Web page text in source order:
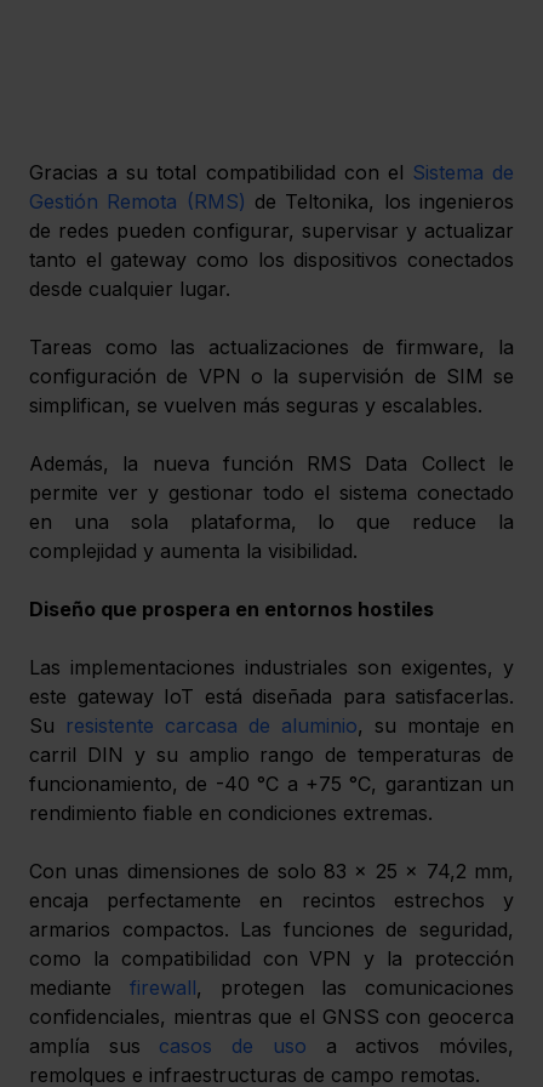
Gracias a su total compatibilidad con el Sistema de
Gestión Remota (RMS) de Teltonika, los ingenieros
de redes pueden configurar, supervisar y actualizar
tanto el gateway como los dispositivos conectados
desde cualquier lugar.
Tareas como las actualizaciones de firmware, la
configuración de VPN o la supervisión de SIM se
simplifican, se vuelven más seguras y escalables.
Además, la nueva función RMS Data Collect le
permite ver y gestionar todo el sistema conectado
en una sola plataforma, lo que reduce la
complejidad y aumenta la visibilidad.
Diseño que prospera en entornos hostiles
Las implementaciones industriales son exigentes, y
este gateway IoT está diseñada para satisfacerlas.
Su resistente carcasa de aluminio, su montaje en
carril DIN y su amplio rango de temperaturas de
funcionamiento, de -40 °C a +75 °C, garantizan un
rendimiento fiable en condiciones extremas.
Con unas dimensiones de solo 83 x 25 x 74,2 mm,
encaja perfectamente en recintos estrechos y
armarios compactos. Las funciones de seguridad,
como la compatibilidad con VPN y la protección
mediante firewall, protegen las comunicaciones
confidenciales, mientras que el GNSS con geocerca
amplía sus casos de uso a activos móviles,
remolques e infraestructuras de campo remotas.